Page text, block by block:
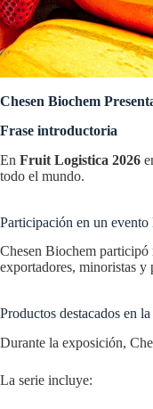
Chesen Biochem
Frase introductoria
En Fruit Logistica 2026
todo el mundo.
Participación en un
Chesen Biochem participó
exportadores, minoristas y
Productos destacados en
Durante la exposición,
La serie incluye: